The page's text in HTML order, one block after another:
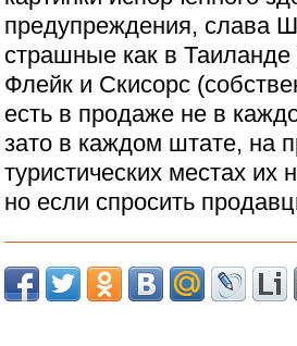
предупреждения, слава
страшные как в Таиланде
Флейк и Скисорс
есть в продаже не в
зато в каждом штате, на
туристических местах
но если спросить